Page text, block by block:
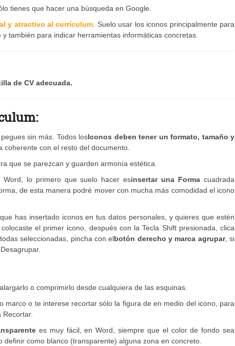
tienes que hacer una búsqueda en Google.
y atractivo al currículum. Suelo usar los iconos principalmente para
y también para indicar herramientas informáticas concretas.
de CV adecuada.
sin más. Todos losIconos deben tener un formato, tamaño y
con el resto del documento.
que se parezcan y guarden armonía estética.
lo primero que suelo hacer esinsertar una Forma cuadrada
de esta manera podré mover con mucha más comodidad el icono
has insertado iconos en tus datos personales, y quieres que estén
el primer icono, después con la Tecla Shift presionada, clica
seleccionadas, pincha con elbotón derecho y marca agrupar, si
o comprimirlo desde cualquiera de las esquinas.
marco o te interese recortar sólo la figura de en medio del icono, para
Recortar.
es muy fácil, en Word, siempre que el color de fondo sea
como blanco (transparente) alguna zona en concreto.